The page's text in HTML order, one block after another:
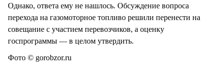
Однако, ответа ему не нашлось. Обсуждение вопроса
перехода на газомоторное топливо решили перенести на
совещание с участием перевозчиков, а оценку
госпрограммы — в целом утвердить.
Фото © gorobzor.ru